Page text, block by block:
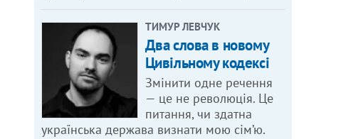
ТИМУР ЛЕВЧУК
Два слова в новому
Цивільному кодексі
Змінити одне речення
— це не революція. Це
питання, чи здатна
українська держава визнати мою сім’ю.